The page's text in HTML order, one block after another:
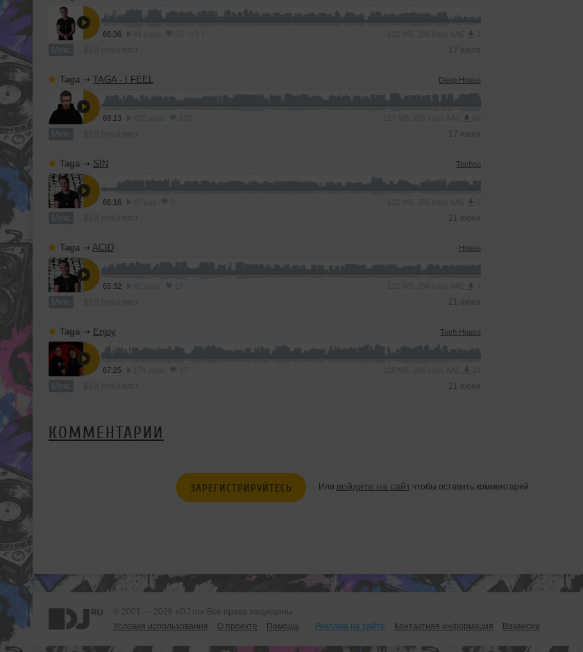
66:36
Микс 17 июля
Taga ➝ TAGA - I FEEL Deep House
68:13
Микс 17 июля
Taga ➝ SIN Techno
66:16
Микс 21 июня
Taga ➝ ACID House
65:32
Микс 21 июня
Taga ➝ Enjoy Tech House
67:25
Микс 21 июня
КОММЕНТАРИИ
ЗАРЕГИСТРИРУЙТЕСЬ Или войдите на сайтчтобы оставить комментарий
© 2001 — 2026 «DJ.ru» Все права защищены.
Условия использования
О проекте Помощь Реклама на сайте Контактная информация Вакансии